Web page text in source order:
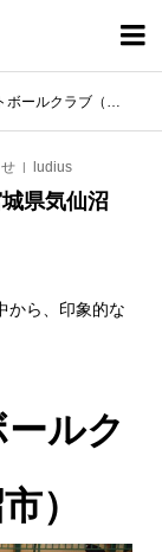

仙沼市） -制作事例、及びチーム紹介-
ludius
県気仙沼
から、印象的な
ルク
）